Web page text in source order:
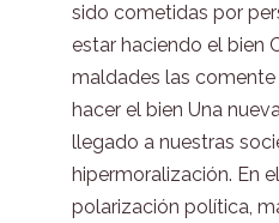
sido cometidas por
estar haciendo el bien
maldades las
hacer el bien Una
llegado a nuestras
hipermoralización. En
polarización política,